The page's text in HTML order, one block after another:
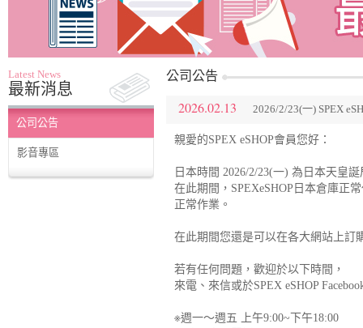
Latest News
最新消息
公司公告
影音專區
公司公告
2026.02.13 2026/2/23(一) SPEX
親愛的SPEX eSHOP會員您好：
日本時間 2026/2/23(一) 為日本天皇
在此期間，SPEXeSHOP日本倉庫正
正常作業。
在此期間您還是可以在各大網站上訂
若有任何問題，歡迎於以下時間，
來電、來信或於SPEX eSHOP
※週一～週五 上午9:00~下午18:00